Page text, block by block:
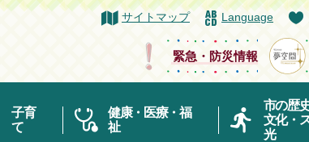
サイトマップ Language
緊急・防災情報
子育
て
健康・医療・福
祉
市の歴
文化・
光